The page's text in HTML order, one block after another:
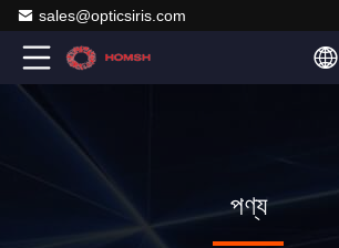
sales@opticsiris.com
পণ্য